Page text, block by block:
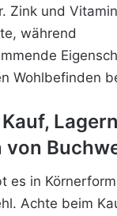
Zink und
während
Wohlbefinden
von
es in
Achte beim